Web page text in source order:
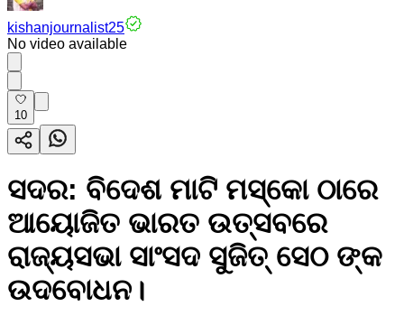
kishanjournalist25
No video available
10
ସଦର: ବିଦେଶ ମାଟି ମସ୍କୋ ଠାରେ
ଆୟୋଜିତ ଭାରତ ଉତ୍ସବରେ
ରାଜ୍ୟସଭା ସାଂସଦ ସୁଜିତ୍ ସେଠ ଙ୍କ
ଉଦବୋଧନ।